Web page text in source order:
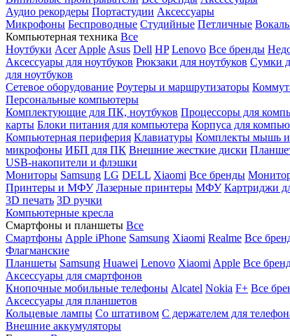
Аудио рекордеры Портастудии Аксессуары
Микрофоны Беспроводные Студийные Петличные
Компьютерная техника Все
Ноутбуки Acer Apple Asus Dell HP Lenovo Все бренды
Аксессуары для ноутбуков Рюкзаки для ноутбуков Сумки
для ноутбуков
Сетевое оборудование Роутеры и маршрутизаторы
Персональные компьютеры
Комплектующие для ПК, ноутбуков Процессоры для
карты Блоки питания для компьютера Корпуса для
Компьютерная периферия Клавиатуры Комплекты мышь и
микрофоны ИБП для ПК Внешние жесткие диски
USB-накопители и флэшки
Мониторы Samsung LG DELL Xiaomi Все бренды
Принтеры и МФУ Лазерные принтеры МФУ Картриджи
3D печать 3D ручки
Компьютерные кресла
Смартфоны и планшеты Все
Смартфоны Apple iPhone Samsung Xiaomi Realme Все
Флагманские
Планшеты Samsung Huawei Lenovo Xiaomi Apple Все
Аксессуары для смартфонов
Кнопочные мобильные телефоны Alcatel Nokia F+ Все
Аксессуары для планшетов
Кольцевые лампы Со штативом C держателем для
Внешние аккумуляторы